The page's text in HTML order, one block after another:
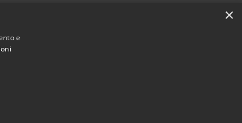
- Città Metropolitana di Milano • Powered by
×
e